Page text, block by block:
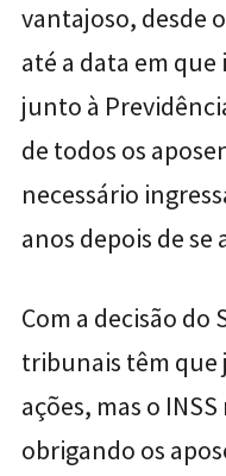
vantajoso, desde
até a data em
junto à
de todos os
necessário
anos depois de se
Com a decisão do
tribunais têm que
ações, mas o
obrigando os